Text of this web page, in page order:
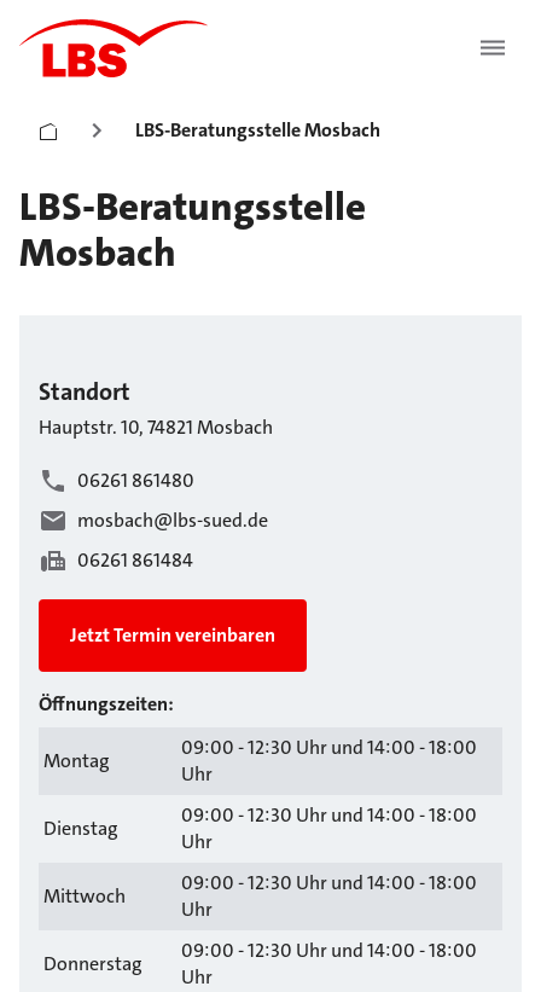
LBS-Beratungsstelle Mosbach
LBS-Beratungsstelle
Mosbach
Standort
Hauptstr.10,74821Mosbach
06261 861480
mosbach@lbs-sued.de
06261 861484
Jetzt Termin vereinbaren
Öffnungszeiten:
Montag
09:00 - 12:30 Uhr und 14:00 - 18:00
Uhr
Dienstag
09:00 - 12:30 Uhr und 14:00 - 18:00
Uhr
Mittwoch
09:00 - 12:30 Uhr und 14:00 - 18:00
Uhr
Donnerstag
09:00 - 12:30 Uhr und 14:00 - 18:00
Uhr